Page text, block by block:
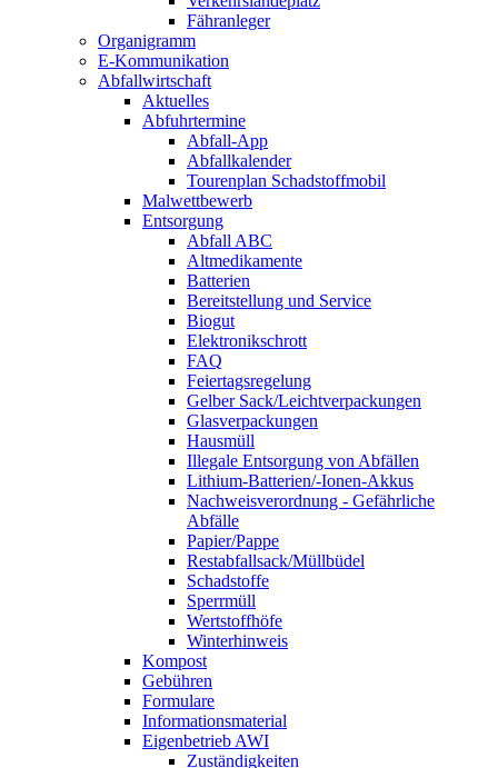
Fähranleger
Organigramm
E-Kommunikation
Abfallwirtschaft
Aktuelles
Abfuhrtermine
Abfall-App
Abfallkalender
Tourenplan Schadstoffmobil
Malwettbewerb
Entsorgung
Abfall ABC
Altmedikamente
Batterien
Bereitstellung und Service
Biogut
Elektronikschrott
FAQ
Feiertagsregelung
Gelber Sack/Leichtverpackungen
Glasverpackungen
Hausmüll
Illegale Entsorgung von Abfällen
Lithium-Batterien/-Ionen-Akkus
Nachweisverordnung - Gefährliche
Abfälle
Papier/Pappe
Restabfallsack/Müllbüdel
Schadstoffe
Sperrmüll
Wertstoffhöfe
Winterhinweis
Kompost
Gebühren
Formulare
Informationsmaterial
Eigenbetrieb AWI
Zuständigkeiten